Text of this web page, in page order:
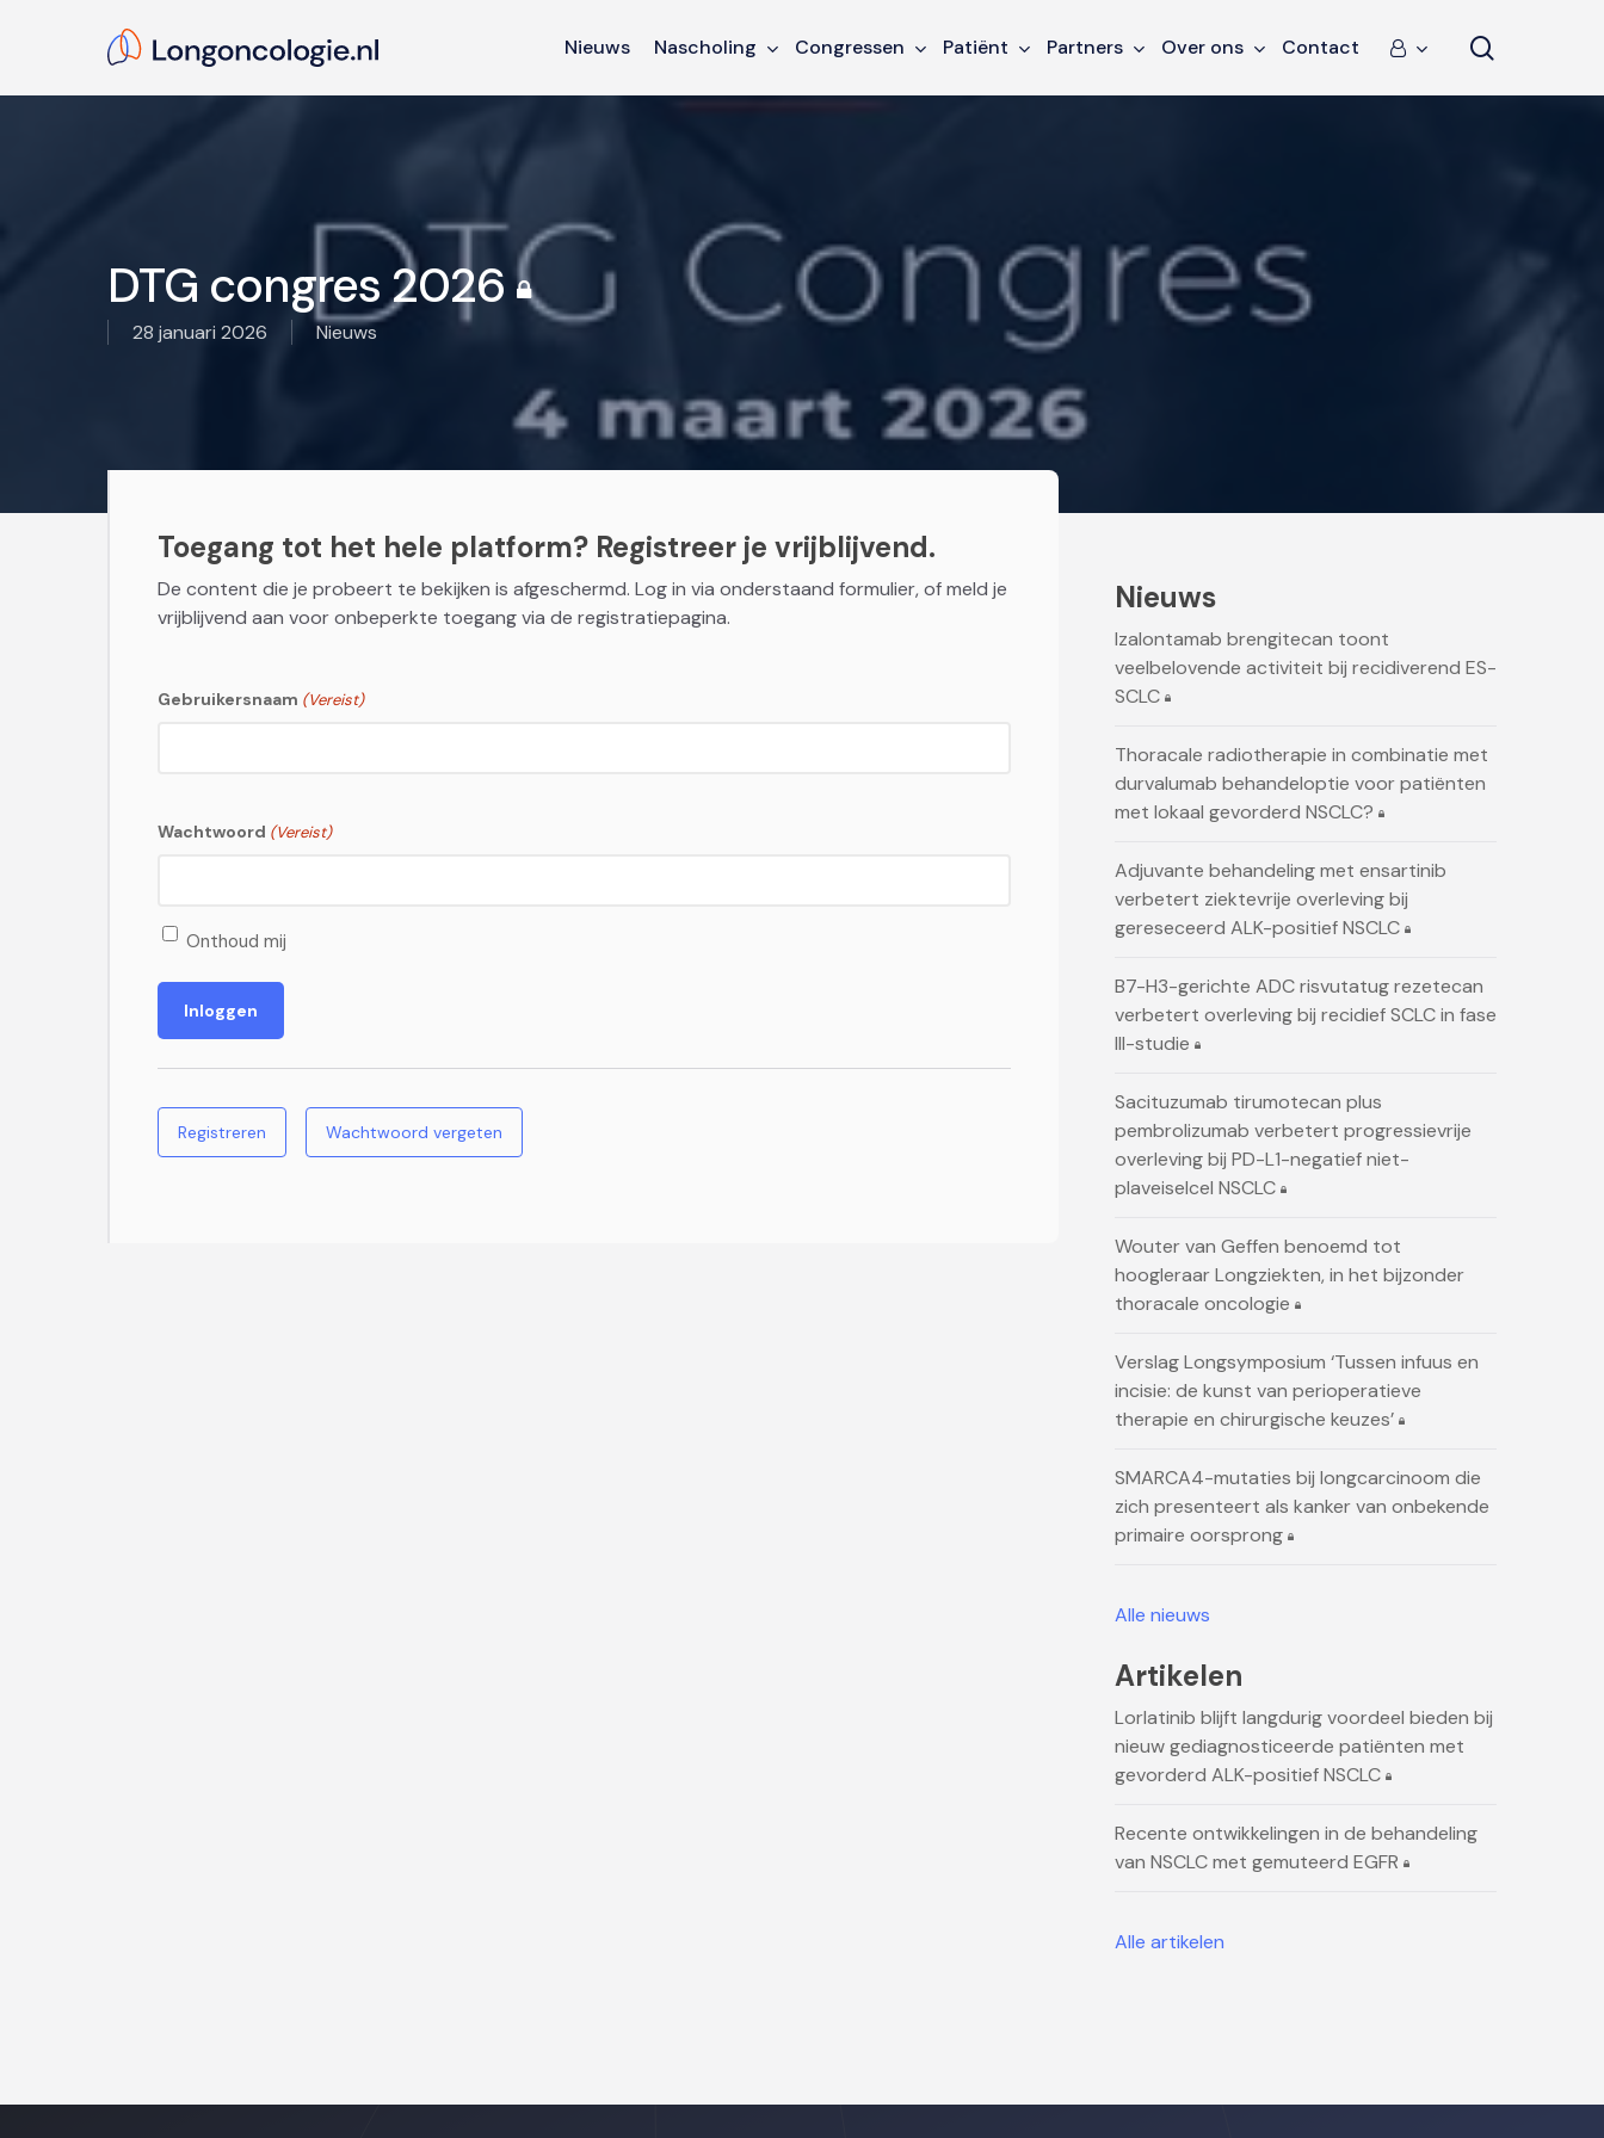
content
Nieuws Nascholing Congressen Patiënt Partners Over ons Contact
DTG congres 2026
28 januari 2026 Nieuws
Toegang tot het hele platform? Registreer je vrijblijvend.
De content die je probeert te bekijken is afgeschermd. Log in via onderstaand formulier, of meld je
vrijblijvend aan voor onbeperkte toegang via de registratiepagina.
Gebruikersnaam (Vereist)
Wachtwoord (Vereist)
Onthoud mij
Registreren Wachtwoord vergeten
Nieuws
Izalontamab brengitecan toont
veelbelovende activiteit bij recidiverend ES-
SCLC
Thoracale radiotherapie in combinatie met
durvalumab behandeloptie voor patiënten
met lokaal gevorderd NSCLC?
Adjuvante behandeling met ensartinib
verbetert ziektevrije overleving bij
gereseceerd ALK-positief NSCLC
B7-H3-gerichte ADC risvutatug rezetecan
verbetert overleving bij recidief SCLC in fase
III-studie
Sacituzumab tirumotecan plus
pembrolizumab verbetert progressievrije
overleving bij PD-L1-negatief niet-
plaveiselcel NSCLC
Wouter van Geffen benoemd tot
hoogleraar Longziekten, in het bijzonder
thoracale oncologie
Verslag Longsymposium ‘Tussen infuus en
incisie: de kunst van perioperatieve
therapie en chirurgische keuzes’
SMARCA4-mutaties bij longcarcinoom die
zich presenteert als kanker van onbekende
primaire oorsprong
Alle nieuws
Artikelen
Lorlatinib blijft langdurig voordeel bieden bij
nieuw gediagnosticeerde patiënten met
gevorderd ALK-positief NSCLC
Recente ontwikkelingen in de behandeling
van NSCLC met gemuteerd EGFR
Alle artikelen